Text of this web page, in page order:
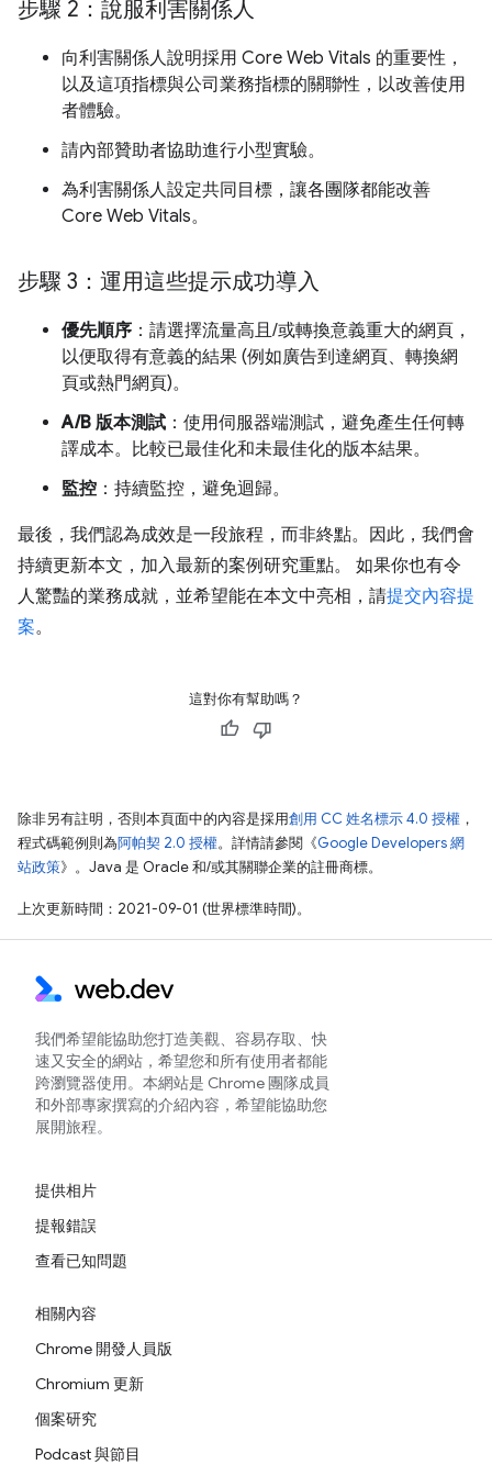
步驟 2：說服利害關係人
向利害關係人說明採用 Core Web Vitals 的重要性，
以及這項指標與公司業務指標的關聯性，以改善使用
者體驗。
請內部贊助者協助進行小型實驗。
為利害關係人設定共同目標，讓各團隊都能改善
Core Web Vitals。
步驟 3：運用這些提示成功導入
優先順序 ：請選擇流量高且/或轉換意義重大的網頁，
以便取得有意義的結果 (例如廣告到達網頁、轉換網
頁或熱門網頁)。
A/B 版本測試 ：使用伺服器端測試，避免產生任何轉
譯成本。比較已最佳化和未最佳化的版本結果。
監控 ：持續監控，避免迴歸。
最後，我們認為成效是一段旅程，而非終點。因此，我們會
持續更新本文，加入最新的案例研究重點。 如果你也有令
人驚豔的業務成就，並希望能在本文中亮相，請提交內容提
案。
這對你有幫助嗎？
除非另有註明，否則本頁面中的內容是採用創用 CC 姓名標示 4.0 授權 ，
程式碼範例則為阿帕契 2.0 授權。詳情請參閱《Google Developers 網
站政策》。Java 是 Oracle 和/或其關聯企業的註冊商標。
上次更新時間：2021-09-01 (世界標準時間)。
我們希望能協助您打造美觀、容易存取、快
速又安全的網站，希望您和所有使用者都能
跨瀏覽器使用。本網站是 Chrome 團隊成員
和外部專家撰寫的介紹內容，希望能協助您
展開旅程。
提供相片
提報錯誤
查看已知問題
相關內容
Chrome 開發人員版
Chromium 更新
個案研究
Podcast 與節目